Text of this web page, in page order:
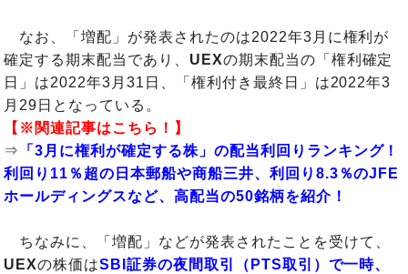
なお、「増配」が発表されたのは2022年3月に権利が
確定する期末配当であり、 UEXの期末配当の「権利確定
日」は2022年3月31日、「権利付き最終日」は2022年3
月29日となっている。
【※関連記事はこちら！】
⇒
「3月に権利が確定する株」の配当利回りランキング！
利回り11％超の日本郵船や商船三井、利回り8.3％のJFE
ホールディングスなど、高配当の50銘柄を紹介！
ちなみに、「増配」などが発表されたことを受けて、
UEXの株価はSBI証券の夜間取引（PTS取引）で一時、